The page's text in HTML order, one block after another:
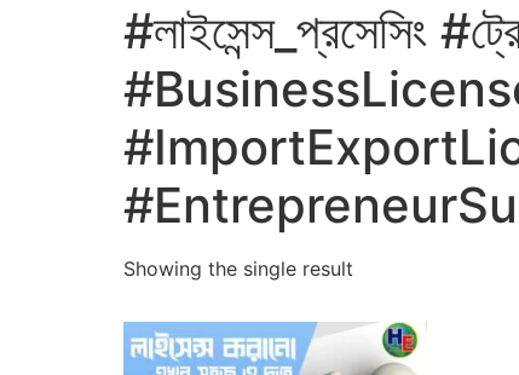
#লাইসেন্স_প্রসেসিং
Showing the single result